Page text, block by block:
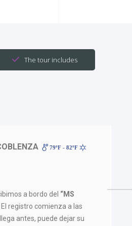
The tour includes
79ºF - 82ºF
a bordo del “MS
. El registro comienza a las
antes, puede dejar su